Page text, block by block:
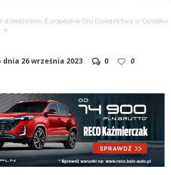
dziedzictwo. Europejskie Dni Dziedzictwa w Ośrodku
dnia 26 września 2023 0 0